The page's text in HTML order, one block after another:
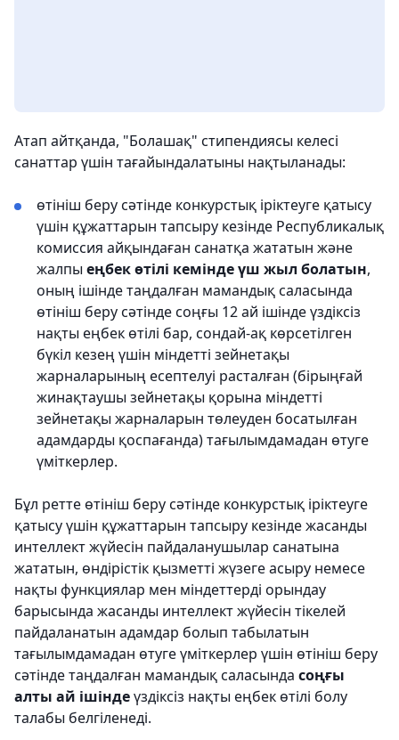
Атап айтқанда, "Болашақ" стипендиясы келесі
санаттар үшін тағайындалатыны нақтыланады:
өтініш беру сәтінде конкурстық іріктеуге қатысу
үшін құжаттарын тапсыру кезінде Республикалық
комиссия айқындаған санатқа жататын және
жалпы еңбек өтілі кемінде үш жыл болатын,
оның ішінде таңдалған мамандық саласында
өтініш беру сәтінде соңғы 12 ай ішінде үздіксіз
нақты еңбек өтілі бар, сондай-ақ көрсетілген
бүкіл кезең үшін міндетті зейнетақы
жарналарының есептелуі расталған (бірыңғай
жинақтаушы зейнетақы қорына міндетті
зейнетақы жарналарын төлеуден босатылған
адамдарды қоспағанда) тағылымдамадан өтуге
үміткерлер.
Бұл ретте өтініш беру сәтінде конкурстық іріктеуге
қатысу үшін құжаттарын тапсыру кезінде жасанды
интеллект жүйесін пайдаланушылар санатына
жататын, өндірістік қызметті жүзеге асыру немесе
нақты функциялар мен міндеттерді орындау
барысында жасанды интеллект жүйесін тікелей
пайдаланатын адамдар болып табылатын
тағылымдамадан өтуге үміткерлер үшін өтініш беру
сәтінде таңдалған мамандық саласында соңғы
алты ай ішіндеүздіксіз нақты еңбек өтілі болу
талабы белгіленеді.